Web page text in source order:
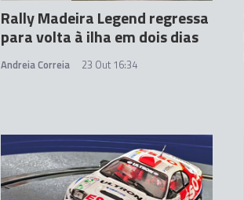
Rally Madeira Legend regressa
para volta à ilha em dois dias
Andreia Correia 23 Out 16:34